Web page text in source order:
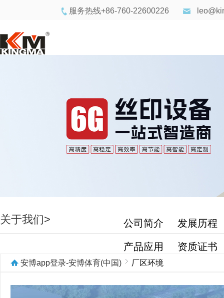
服务热线+86-760-22600226
关于我们> 公司简介 发展历程
产品应用 资质证书
安博app登录-安博体育(中国) 厂区环境